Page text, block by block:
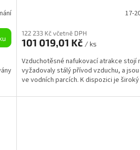
R
M
A
17-
122 233 Kč včetně DPH
101 019,01 Kč / ks
Vzduchotěsné nafukovací atrakce stojí
vyžadovaly stálý přívod vzduchu, a
ve vodních parcích. K dispozici je